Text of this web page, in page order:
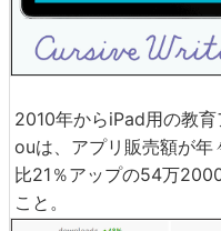
2010年からiPad用の教
ouは、アプリ販売額が
比21％アップの54万
こと。